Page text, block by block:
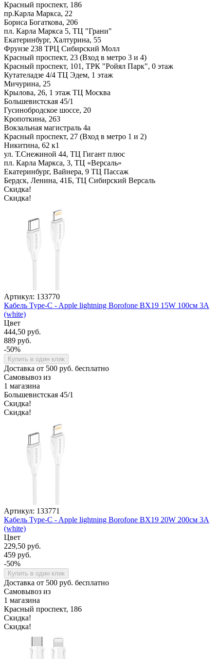
Красный проспект, 186
пр.Карла Маркса, 22
Бориса Богаткова, 206
пл. Карла Маркса 5, ТЦ "Грани"
Екатеринбург, Халтурина, 55
Фрунзе 238 ТРЦ Сибирский Молл
Красный проспект, 23 (Вход в метро 3 и 4)
Красный проспект, 101, ТРК "Ройял Парк", 0 этаж
Кутателадзе 4/4 ТЦ Эдем, 1 этаж
Мичурина, 25
Крылова, 26, 1 этаж ТЦ Москва
Большевистская 45/1
Гусинобродское шоссе, 20
Кропоткина, 263
Вокзальная магистраль 4а
Красный проспект, 27 (Вход в метро 1 и 2)
Никитина, 62 к1
ул. Т.Снежиной 44, ТЦ Гигант плюс
пл. Карла Маркса, 3, ТЦ «Версаль»
Екатеринбург, Вайнера, 9 ТЦ Пассаж
Бердск, Ленина, 41Б, ТЦ Сибирский Версаль
Скидка!
Скидка!
Артикул: 133770
Кабель Type-C - Apple lightning Borofone BX19 15W 100см 3A
(white)
Цвет
444,50 руб.
889 руб.
-50%
Купить в один клик
Доставка от 500 руб. бесплатно
Самовывоз из
1 магазина
Большевистская 45/1
Скидка!
Скидка!
Артикул: 133771
Кабель Type-C - Apple lightning Borofone BX19 20W 200см 3A
(white)
Цвет
229,50 руб.
459 руб.
-50%
Купить в один клик
Доставка от 500 руб. бесплатно
Самовывоз из
1 магазина
Красный проспект, 186
Скидка!
Скидка!